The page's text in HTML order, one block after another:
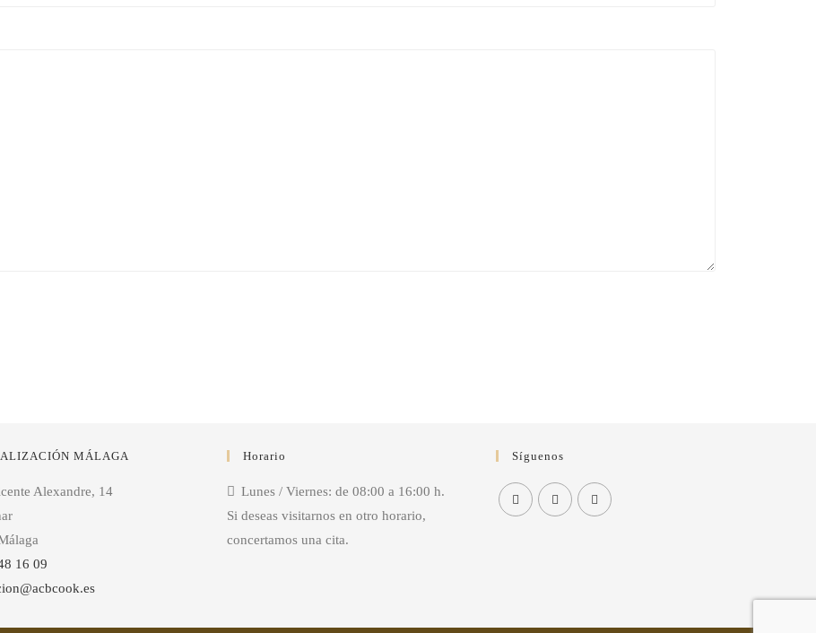
MÁLAGA
Alexandre, 14
16 09
Horario
Lunes / Viernes: de 08:00 a 16:00 h.
Si deseas visitarnos en otro horario,
concertamos una cita.
Síguenos